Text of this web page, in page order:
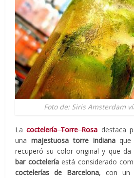
Foto de: Siris Amsterdam
Lacoctelería Torre Rosadestaca
unamajestuosa torre indianaque
recuperó su color original y que da
bar cocteleríaestá considerado
coctelerías de Barcelona, con un